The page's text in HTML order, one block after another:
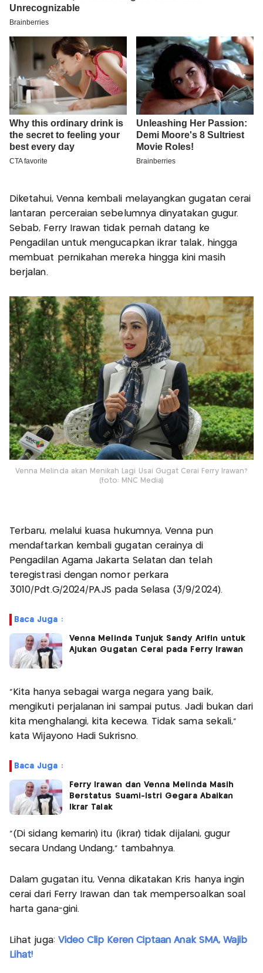
Diketahui, Venna kembali melayangkan gugatan cerai
lantaran perceraian sebelumnya dinyatakan gugur.
Sebab, Ferry Irawan tidak pernah datang ke
Pengadilan untuk mengucapkan ikrar talak, hingga
membuat pernikahan mereka hingga kini masih
berjalan.
Venna Melinda akan Menikah Lagi Usai Gugat Cerai Ferry Irawan?
(foto: MNC Media)
Terbaru, melalui kuasa hukumnya, Venna pun
mendaftarkan kembali gugatan cerainya di
Pengadilan Agama Jakarta Selatan dan telah
teregistrasi dengan nomor perkara
3010/Pdt.G/2024/PA.JS pada Selasa (3/9/2024).
Baca Juga :
Venna Melinda Tunjuk Sandy Arifin untuk
Ajukan Gugatan Cerai pada Ferry Irawan
"Kita hanya sebagai warga negara yang baik,
mengikuti perjalanan ini sampai putus. Jadi bukan dari
kita menghalangi, kita kecewa. Tidak sama sekali,"
kata Wijayono Hadi Sukrisno.
Baca Juga :
Ferry Irawan dan Venna Melinda Masih
Berstatus Suami-Istri Gegara Abaikan
Ikrar Talak
"(Di sidang kemarin) itu (ikrar) tidak dijalani, gugur
secara Undang Undang," tambahnya.
Dalam gugatan itu, Venna dikatakan Kris hanya ingin
cerai dari Ferry Irawan dan tak mempersoalkan soal
harta gana-gini.
Lihat juga: Video Clip Keren Ciptaan Anak SMA, Wajib
Lihat!